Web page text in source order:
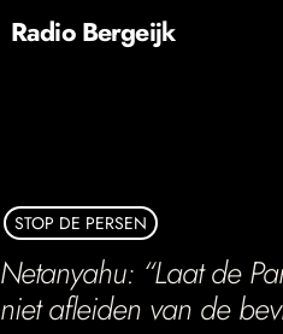
Radio Bergeijk
STOP DE PERSEN
Netanyahu: “Laat de
niet afleiden van de